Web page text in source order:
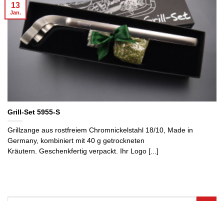
Grill-Set 5955-S
Grillzange aus rostfreiem Chromnickelstahl 18/10, Made in
Germany, kombiniert mit 40 g getrockneten
Kräutern. Geschenkfertig verpackt. Ihr Logo [...]
13
Jan.